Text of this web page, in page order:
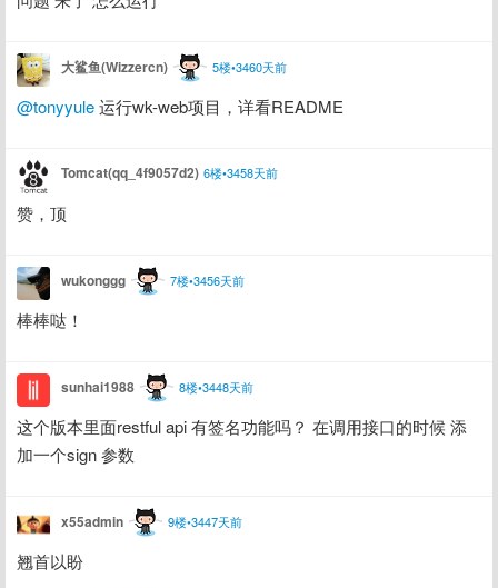
大鲨鱼(Wizzercn) 5楼•3460天前
@tonyyule 运行wk-web项目，详看README
Tomcat(qq_4f9057d2) 6楼•3458天前
赞，顶
wukonggg 7楼•3456天前
棒棒哒！
sunhai1988 8楼•3448天前
这个版本里面restful api 有签名功能吗？ 在调用接口的时候 添
加一个sign 参数
x55admin 9楼•3447天前
翘首以盼